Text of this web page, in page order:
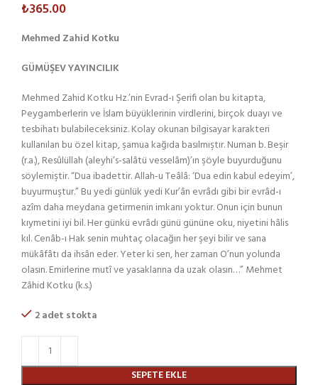
₺365.00
Mehmed Zahid Kotku
GÜMÜŞEV YAYINCILIK
Mehmed Zahid Kotku Hz.’nin Evrad-ı Şerifi olan bu kitapta,
Peygamberlerin ve İslam büyüklerinin virdlerini, birçok duayı ve
tesbihatı bulabileceksiniz. Kolay okunan bilgisayar karakteri
kullanılan bu özel kitap, şamua kağıda basılmıştır. Numan b. Beşir
(r.a.), Resûlüllah (aleyhi’s-salâtü vesselâm)’ın şöyle buyurduğunu
söylemiştir. “Dua ibadettir. Allah-u Teâlâ: ‘Dua edin kabul edeyim’,
buyurmuştur.” Bu yedi günlük yedi Kur’ân evrâdı gibi bir evrâd-ı
azîm daha meydana getirmenin imkanı yoktur. Onun için bunun
kıymetini iyi bil. Her günkü evrâdı günü gününe oku, niyetini hâlis
kıl. Cenâb-ı Hak senin muhtaç olacağın her şeyi bilir ve sana
mükâfâtı da ihsân eder. Yeter ki sen, her zaman O’nun yolunda
olasın. Emirlerine mutî ve yasaklarına da uzak olasın…” Mehmet
Zâhid Kotku (k.s.)
2 adet stokta
SEPETE EKLE